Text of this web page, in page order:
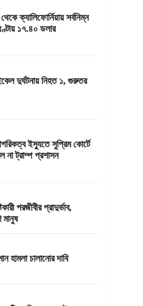
ক্যালিফোর্নিয়ায় সর্বনিম্ন
১৭.৪০ ডলার
দুর্ঘটনায় নিহত ১, গুরুতর
ইস্যুতে সুপ্রিম কোর্টে
না ট্রাম্প প্রশাসন
পরজীবীর প্রাদুর্ভাব,
মানুষ
হামলা চালানোর দাবি